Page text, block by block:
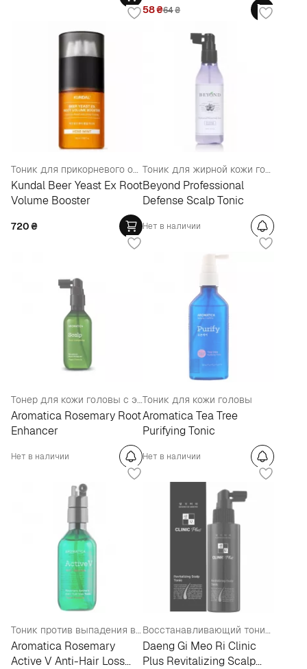
58₴64₴
Тоник для прикорневого объема
Kundal Beer Yeast Ex Root
Volume Booster
720₴
Тоник для жирной кожи головы и волос
Beyond Professional
Defense Scalp Tonic
Нет в наличии
Тонер для кожи головы с экстрактом розмарина
Aromatica Rosemary Root
Enhancer
Нет в наличии
Тоник для кожи головы
Aromatica Tea Tree
Purifying Tonic
Нет в наличии
Тоник против выпадения волос
Aromatica Rosemary
Active V Anti-Hair Loss
Восстанавливающий тоник для кожи головы
Daeng Gi Meo Ri Clinic
Plus Revitalizing Scalp